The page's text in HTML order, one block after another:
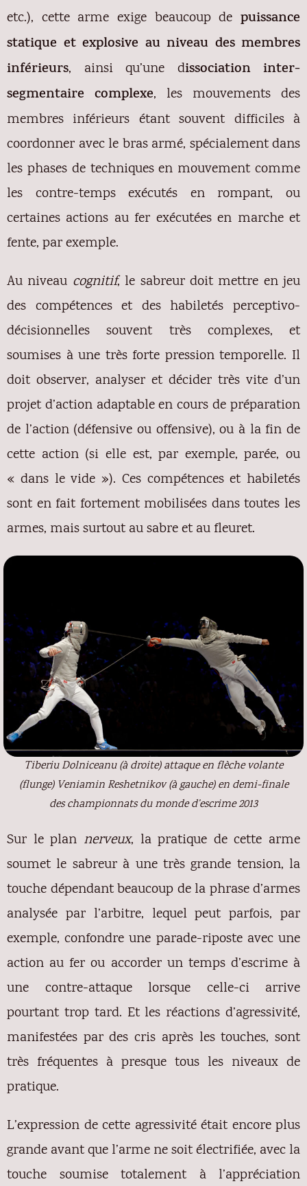
etc.), cette arme exige beaucoup de puissance
statique et explosive au niveau des membres
inférieurs, ainsi qu’une dissociation inter-
segmentaire complexe, les mouvements des
membres inférieurs étant souvent difficiles à
coordonner avec le bras armé, spécialement dans
les phases de techniques en mouvement comme
les contre-temps exécutés en rompant, ou
certaines actions au fer exécutées en marche et
fente, par exemple.
Au niveau cognitif, le sabreur doit mettre en jeu
des compétences et des habiletés perceptivo-
décisionnelles souvent très complexes, et
soumises à une très forte pression temporelle. Il
doit observer, analyser et décider très vite d’un
projet d’action adaptable en cours de préparation
de l’action (défensive ou offensive), ou à la fin de
cette action (si elle est, par exemple, parée, ou
« dans le vide »). Ces compétences et habiletés
sont en fait fortement mobilisées dans toutes les
armes, mais surtout au sabre et au fleuret.
Tiberiu Dolniceanu (à droite) attaque en flèche volante
(flunge) Veniamin Reshetnikov (à gauche) en demi-finale
des championnats du monde d’escrime 2013
Sur le plan nerveux, la pratique de cette arme
soumet le sabreur à une très grande tension, la
touche dépendant beaucoup de la phrase d’armes
analysée par l’arbitre, lequel peut parfois, par
exemple, confondre une parade-riposte avec une
action au fer ou accorder un temps d’escrime à
une contre-attaque lorsque celle-ci arrive
pourtant trop tard. Et les réactions d’agressivité,
manifestées par des cris après les touches, sont
très fréquentes à presque tous les niveaux de
pratique.
L’expression de cette agressivité était encore plus
grande avant que l’arme ne soit électrifiée, avec la
touche soumise totalement à l’appréciation